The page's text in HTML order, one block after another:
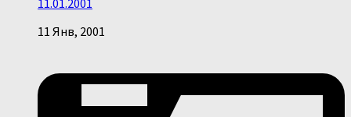
11 Янв, 2001